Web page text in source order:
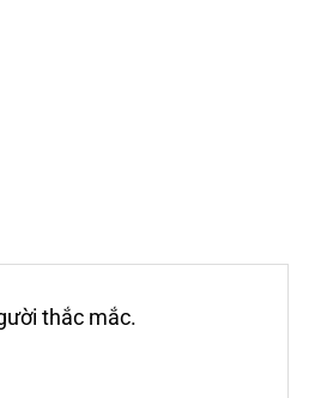
thắc mắc.